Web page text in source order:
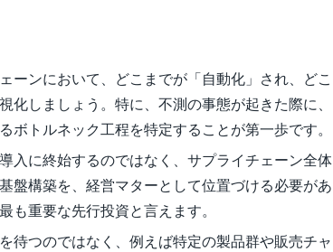
ーンにおいて、どこまでが「自動化」され、どこ
しましょう。特に、不測の事態が起きた際に、
トルネック工程を特定することが第一歩です。
入に終始するのではなく、サプライチェーン全体
盤構築を、経営マターとして位置づける必要があ
も重要な先行投資と言えます。
待つのではなく、例えば特定の製品群や販売チャ